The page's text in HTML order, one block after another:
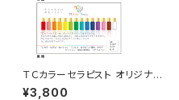
ＴＣカラーセラピスト オリジナル
名刺 50枚
¥3,800